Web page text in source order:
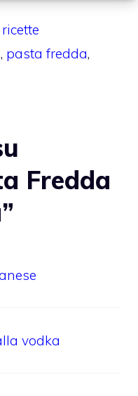
ricette
, pasta fredda,
Fredda
vodka